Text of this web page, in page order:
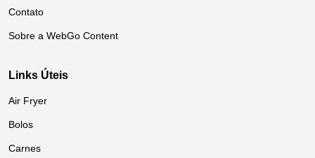
Contato
Sobre a WebGo Content
Links Úteis
Air Fryer
Bolos
Carnes